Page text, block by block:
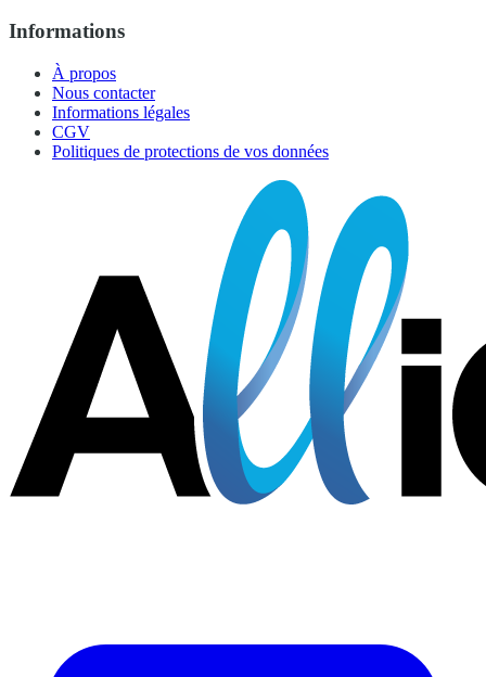
Informations
À propos
Nous contacter
Informations légales
CGV
Politiques de protections de vos données